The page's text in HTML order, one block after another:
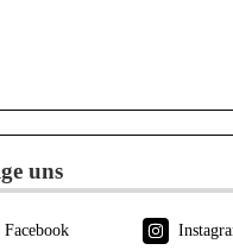
uns
Facebook